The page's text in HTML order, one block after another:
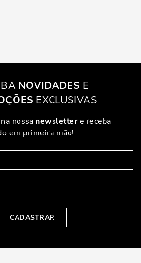
NOVIDADES E
EXCLUSIVAS
nossa newslettere receba
em primeira mão!
CADASTRAR